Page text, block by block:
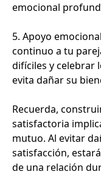
emocional
5. Apoyo
continuo a tu
difíciles y celebrar
evita dañar su
Recuerda,
satisfactoria
mutuo. Al evitar
satisfacción,
de una relación